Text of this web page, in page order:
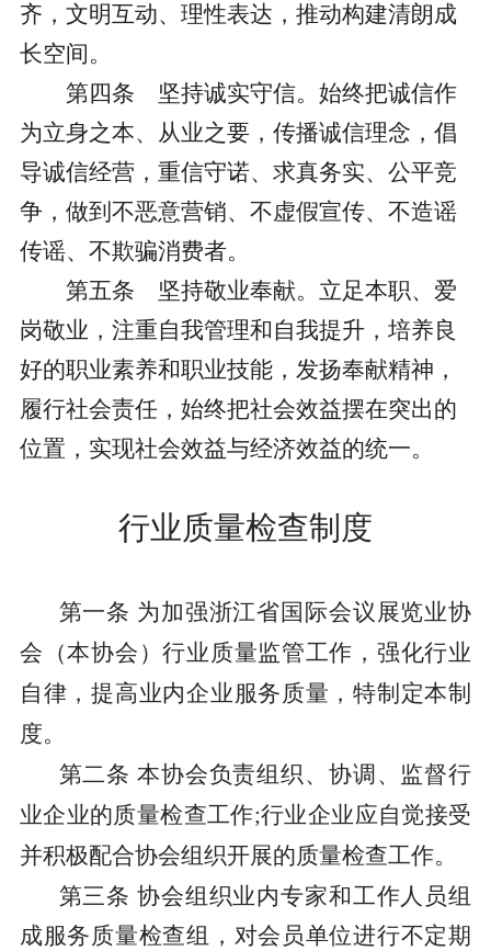
齐，文明互动、理性表达，推动构建清朗成
长空间。
第四条 坚持诚实守信。始终把诚信作
为立身之本、从业之要，传播诚信理念，倡
导诚信经营，重信守诺、求真务实、公平竞
争，做到不恶意营销、不虚假宣传、不造谣
传谣、不欺骗消费者。
第五条
坚持敬业奉献。立足本职、爱
岗敬业，注重自我管理和自我提升，培养良
好的职业素养和职业技能，发扬奉献精神，
履行社会责任，始终把社会效益摆在突出的
位置，实现社会效益与经济效益的统一。
行业质量检查制度
第一条 为加强浙江省国际会议展览业协
会（本协会）行业质量监管工作，强化行业
自律，提高业内企业服务质量，特制定本制
度。
第二条 本协会负责组织、协调、监督行
业企业的质量检查工作;行业企业应自觉接受
并积极配合协会组织开展的质量检查工作。
第三条 协会组织业内专家和工作人员组
成服务质量检查组，对会员单位进行不定期